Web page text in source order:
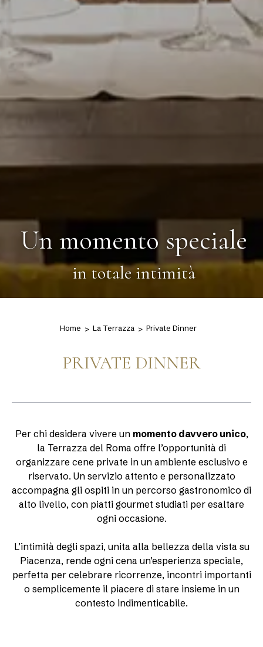
Un momento speciale
in totale intimità
Home La Terrazza Private Dinner
PRIVATE DINNER
Per chi desidera vivere un momento davvero unico,
la Terrazza del Roma offre l’opportunità di
organizzare cene private in un ambiente esclusivo e
riservato. Un servizio attento e personalizzato
accompagna gli ospiti in un percorso gastronomico di
alto livello, con piatti gourmet studiati per esaltare
ogni occasione.
L’intimità degli spazi, unita alla bellezza della vista su
Piacenza, rende ogni cena un’esperienza speciale,
perfetta per celebrare ricorrenze, incontri importanti
o semplicemente il piacere di stare insieme in un
contesto indimenticabile.